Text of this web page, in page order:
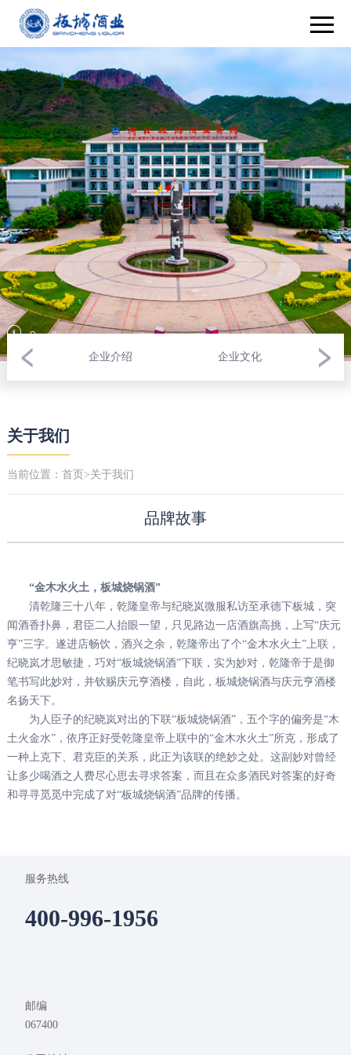
企业介绍 企业文化
关于我们
当前位置： 首页 >关于我们
品牌故事
“金木水火土，板城烧锅酒”
清乾隆三十八年，乾隆皇帝与纪晓岚微服私访至承德下板城，突
闻酒香扑鼻，君臣二人抬眼一望，只见路边一店酒旗高挑，上写“庆元
亨”三字。遂进店畅饮，酒兴之余，乾隆帝出了个“金木水火土”上联，
纪晓岚才思敏捷，巧对“板城烧锅酒”下联，实为妙对，乾隆帝于是御
笔书写此妙对，并钦赐庆元亨酒楼，自此，板城烧锅酒与庆元亨酒楼
名扬天下。
为人臣子的纪晓岚对出的下联“板城烧锅酒”，五个字的偏旁是“木
土火金水”，依序正好受乾隆皇帝上联中的“金木水火土”所克，形成了
一种上克下、君克臣的关系，此正为该联的绝妙之处。这副妙对曾经
让多少喝酒之人费尽心思去寻求答案，而且在众多酒民对答案的好奇
和寻寻觅觅中完成了对“板城烧锅酒”品牌的传播。
服务热线
400-996-1956
邮编
067400